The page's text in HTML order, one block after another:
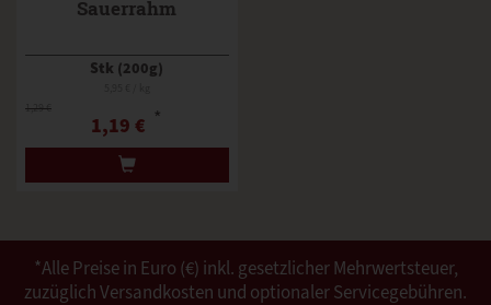
Sauerrahm
Stk (200g)
1,29 €
1,19 € *
*Alle Preise in Euro (€) inkl. gesetzlicher Mehrwertsteuer,
zuzüglich Versandkosten und optionaler Servicegebühren.